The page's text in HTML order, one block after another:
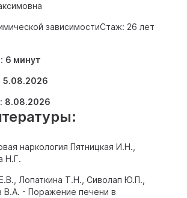
зависимостиСтаж: 26 лет
6 минут
5.08.2026
8.08.2026
наркология Пятницкая И.Н.,
Н.Г.
Лопаткина Т.Н., Сиволап Ю.П.,
В.А. - Поражение печени в